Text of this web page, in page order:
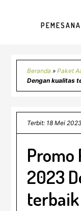
Beranda »Paket
Dengan kualitas
Terbit: 18 Mei 2023
Promo
2023
terbaik